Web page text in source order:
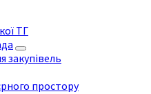
ТГ
закупівель
простору